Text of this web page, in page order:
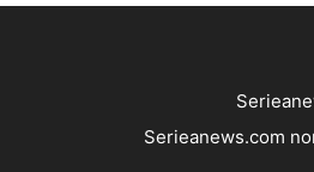
Serieanews.com